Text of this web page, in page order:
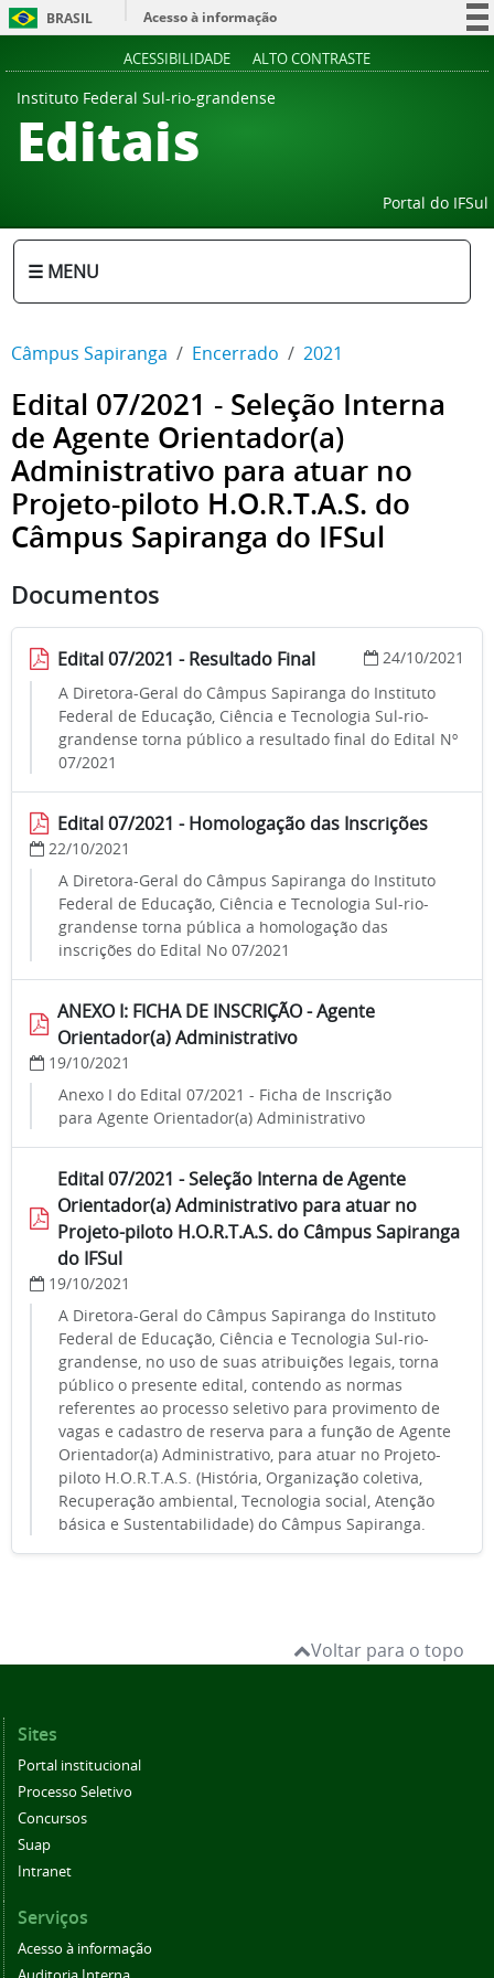
BRASIL
Acesso à informação
ACESSIBILIDADE ALTO CONTRASTE
Instituto Federal Sul-rio-grandense
Editais
Portal do IFSul
☰ MENU
Câmpus Sapiranga Encerrado 2021
Edital 07/2021 - Seleção Interna
de Agente Orientador(a)
Administrativo para atuar no
Projeto-piloto H.O.R.T.A.S. do
Câmpus Sapiranga do IFSul
Documentos
Edital 07/2021 - Resultado Final
24/10/2021
A Diretora-Geral do Câmpus Sapiranga do Instituto
Federal de Educação, Ciência e Tecnologia Sul-rio-
grandense torna público a resultado final do Edital Nº
07/2021
Edital 07/2021 - Homologação das Inscrições
22/10/2021
A Diretora-Geral do Câmpus Sapiranga do Instituto
Federal de Educação, Ciência e Tecnologia Sul-rio-
grandense torna pública a homologação das
inscrições do Edital No 07/2021
ANEXO I: FICHA DE INSCRIÇÃO - Agente
Orientador(a) Administrativo
19/10/2021
Anexo I do Edital 07/2021 - Ficha de Inscrição
para Agente Orientador(a) Administrativo
Edital 07/2021 - Seleção Interna de Agente
Orientador(a) Administrativo para atuar no
Projeto-piloto H.O.R.T.A.S. do Câmpus Sapiranga
do IFSul
19/10/2021
A Diretora-Geral do Câmpus Sapiranga do Instituto
Federal de Educação, Ciência e Tecnologia Sul-rio-
grandense, no uso de suas atribuições legais, torna
público o presente edital, contendo as normas
referentes ao processo seletivo para provimento de
vagas e cadastro de reserva para a função de Agente
Orientador(a) Administrativo, para atuar no Projeto-
piloto H.O.R.T.A.S. (História, Organização coletiva,
Recuperação ambiental, Tecnologia social, Atenção
básica e Sustentabilidade) do Câmpus Sapiranga.
Voltar para o topo
Sites
Portal institucional
Processo Seletivo
Concursos
Suap
Intranet
Serviços
Acesso à informação